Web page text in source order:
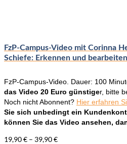
der
Produktseite
FzP-Campus-Video mit Corinna
Schiefe: Erkennen und bearbeiten
FzP-Campus-Video. Dauer: 100
das Video 20 Euro günstiger, bitte
Noch nicht Abonnent? Hier erfahren
Sie sich unbedingt ein
können Sie das Video ansehen,
19,90€ – 39,90€